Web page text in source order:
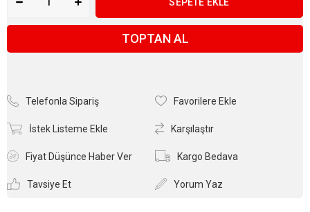
TOPTAN AL
Telefonla Sipariş Favorilere Ekle
İstek Listeme Ekle Karşılaştır
Fiyat Düşünce Haber Ver Kargo Bedava
Tavsiye Et Yorum Yaz